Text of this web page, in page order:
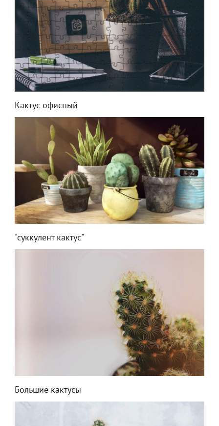
Кактус офисный
"суккулент кактус"
Большие кактусы